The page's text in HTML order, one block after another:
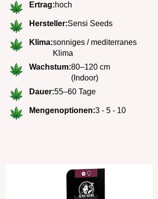
Ertrag:hoch
Hersteller:Sensi Seeds
Klima:sonniges / mediterranes
Klima
Wachstum:80–120 cm
(Indoor)
Dauer:55–60 Tage
Mengenoptionen:3 - 5 - 10